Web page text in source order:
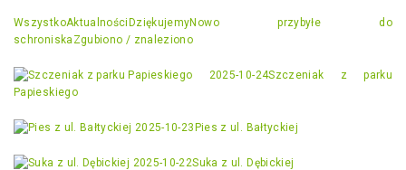
WszystkoAktualności DziękujemyNowo przybyłe do
schroniska Zgubiono / znaleziono
2025-10-24Szczeniak z parku
Papieskiego
2025-10-23 Pies z ul. Bałtyckiej
2025-10-22Suka z ul. Dębickiej